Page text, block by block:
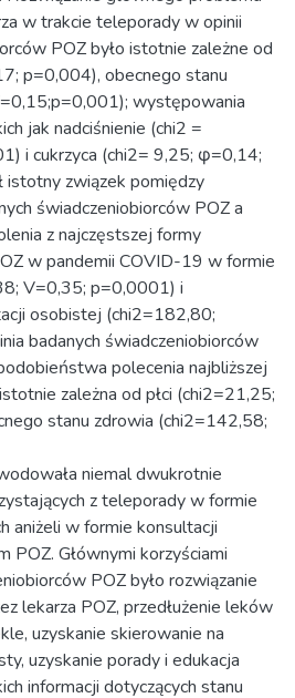
w trakcie teleporady w opinii
POZ było istotnie zależne od
p=0,004), obecnego stanu
występowania
jak nadciśnienie (chi2 =
i cukrzyca (chi2= 9,25; φ=0,14;
związek pomiędzy
świadczeniobiorców POZ a
z najczęstszej formy
w pandemii COVID-19 w formie
V=0,35; p=0,0001) i
osobistej (chi2=182,80;
badanych świadczeniobiorców
polecenia najbliższej
zależna od płci (chi2=21,25;
stanu zdrowia (chi2=142,58;
niemal dwukrotnie
z teleporady w formie
aniżeli w formie konsultacji
POZ. Głównymi korzyściami
POZ było rozwiązanie
lekarza POZ, przedłużenie leków
uzyskanie skierowanie na
uzyskanie porady i edukacja
informacji dotyczących stanu